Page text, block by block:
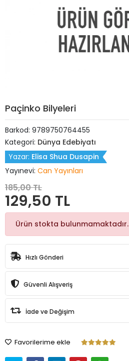
Paçinko Bilyeleri
Barkod: 9789750764455
Kategori: Dünya Edebiyatı
Yazar: Elisa Shua Dusapin
Yayınevi: Can Yayınları
185,00 TL
129,50 TL
Ürün stokta bulunmamaktadır.
Hızlı Gönderi
Güvenli Alışveriş
İade ve Değişim
Favorilerime ekle